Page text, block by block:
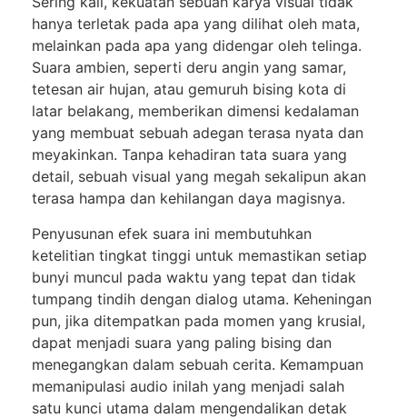
hanya terletak pada apa yang dilihat oleh mata,
melainkan pada apa yang didengar oleh telinga.
Suara ambien, seperti deru angin yang samar,
tetesan air hujan, atau gemuruh bising kota di
latar belakang, memberikan dimensi kedalaman
yang membuat sebuah adegan terasa nyata dan
meyakinkan. Tanpa kehadiran tata suara yang
detail, sebuah visual yang megah sekalipun akan
terasa hampa dan kehilangan daya magisnya.
Penyusunan efek suara ini membutuhkan
ketelitian tingkat tinggi untuk memastikan setiap
bunyi muncul pada waktu yang tepat dan tidak
tumpang tindih dengan dialog utama. Keheningan
pun, jika ditempatkan pada momen yang krusial,
dapat menjadi suara yang paling bising dan
menegangkan dalam sebuah cerita. Kemampuan
memanipulasi audio inilah yang menjadi salah
satu kunci utama dalam mengendalikan detak